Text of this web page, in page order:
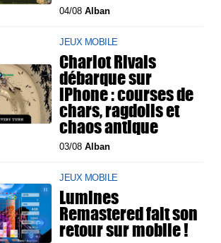
04/08Alban
JEUX MOBILE
Chariot Rivals
débarque sur
iPhone : courses de
chars, ragdolls et
chaos antique
03/08Alban
JEUX MOBILE
Lumines
Remastered fait son
retour sur mobile !